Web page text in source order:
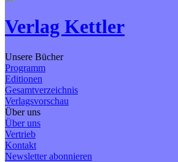
Verlag Kettler
Unsere Bücher
Programm
Editionen
Gesamtverzeichnis
Verlagsvorschau
Über uns
Über uns
Vertrieb
Kontakt
Newsletter abonnieren